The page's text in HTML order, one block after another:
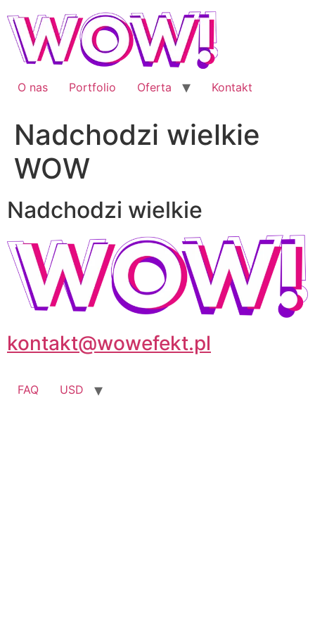
do
treści
O nas Portfolio Oferta Kontakt
Nadchodzi wielkie
WOW
Nadchodzi wielkie
kontakt@wowefekt.pl
FAQ USD